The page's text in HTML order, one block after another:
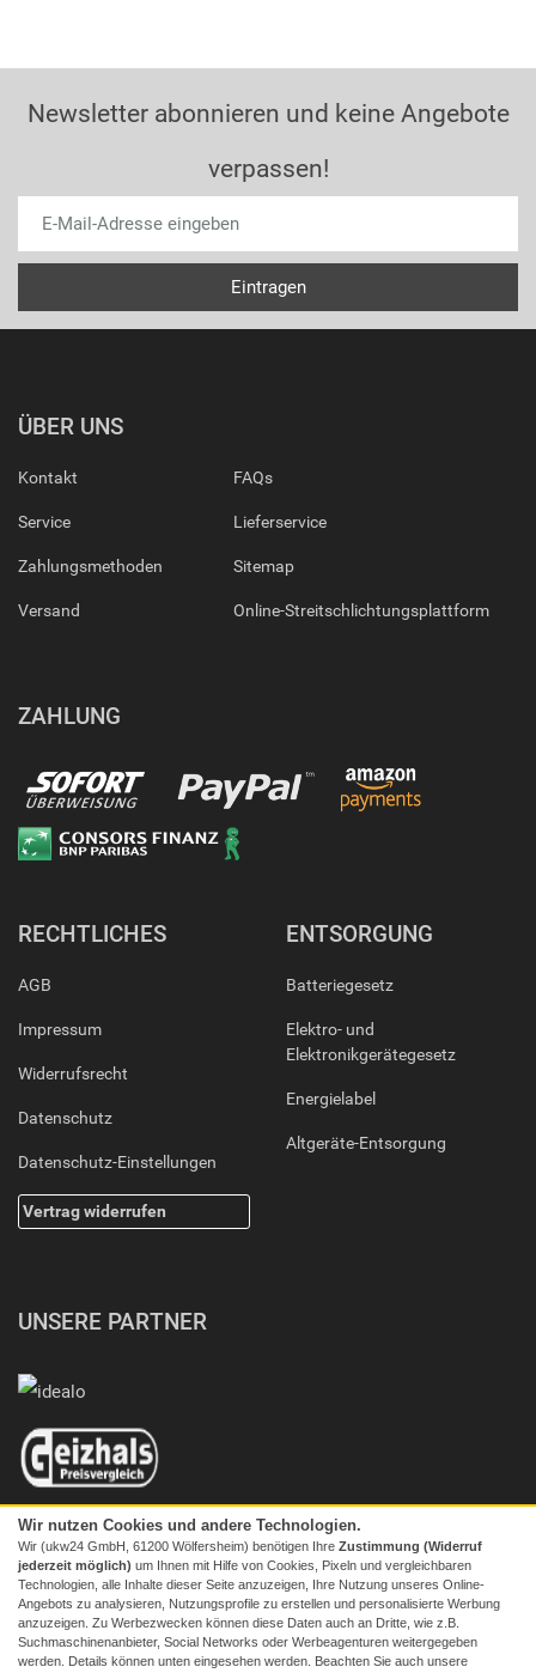
Newsletter abonnieren und keine Angebote
verpassen!
ÜBER UNS
Kontakt
Service
Zahlungsmethoden
Versand
FAQs
Lieferservice
Sitemap
Online-Streitschlichtungsplattform
ZAHLUNG
RECHTLICHES
AGB
Impressum
Widerrufsrecht
Datenschutz
Datenschutz-Einstellungen
Vertrag widerrufen
ENTSORGUNG
Batteriegesetz
Elektro- und
Elektronikgerätegesetz
Energielabel
Altgeräte-Entsorgung
UNSERE PARTNER
Wir nutzen Cookies und andere Technologien.
Wir (ukw24 GmbH, 61200 Wölfersheim) benötigen Ihre Zustimmung (Widerruf
jederzeit möglich) um Ihnen mit Hilfe von Cookies, Pixeln und vergleichbaren
Technologien, alle Inhalte dieser Seite anzuzeigen, Ihre Nutzung unseres Online-
Angebots zu analysieren, Nutzungsprofile zu erstellen und personalisierte Werbung
anzuzeigen. Zu Werbezwecken können diese Daten auch an Dritte, wie z.B.
Suchmaschinenanbieter, Social Networks oder Werbeagenturen weitergegeben
werden. Details können unten eingesehen werden. Beachten Sie auch unsere